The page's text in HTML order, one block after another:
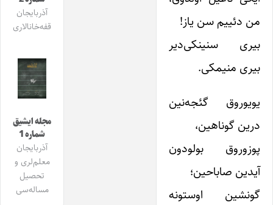
من دئییم سن یاز!
بیری سنینکی‌دیر
بیری منیمکی.
یویوروق گئجه‌نین
درین گوناهین،
پوزوروق بولودون
آیدین صاباحین؛
گونشین اوستونه
آذربایجان
قفه‌خانالاری
مجله ایشیق
شماره 1
آذربایجان
معلم‌لری و
تحصیل
مساله‌سی